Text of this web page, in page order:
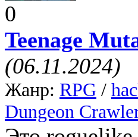
0
Teenage
(06.11.2024)
Жанр: RPG /
Dungeon